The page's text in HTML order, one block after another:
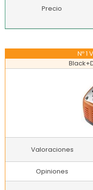
Precio
Nº 1
Valoraciones
Opiniones